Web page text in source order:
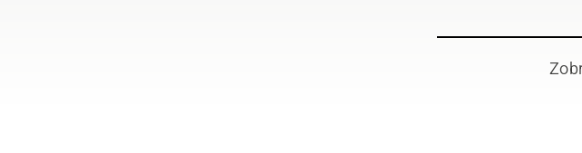
systém mazání řetězu vaší
Nejprve zkontrolujte hladinu